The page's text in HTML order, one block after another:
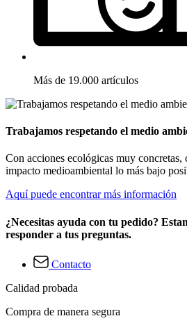
Más de 19.000 artículos
Trabajamos respetando el medio
Con acciones ecológicas muy
impacto medioambiental lo más bajo
Aquí puede encontrar más información
¿Necesitas ayuda con tu pedido?
responder a tus preguntas.
Contacto
Calidad probada
Compra de manera segura